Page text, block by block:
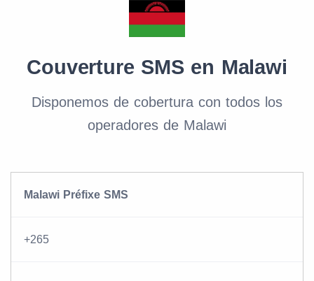
Couverture SMS en Malawi
Disponemos de cobertura con todos los
operadores de Malawi
Malawi Préfixe SMS
+265